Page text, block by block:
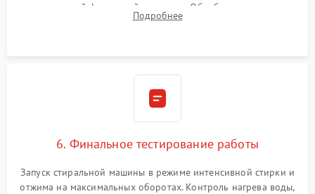
надежной фиксацией хомутами. Обработка стыков
герметиком для предотвращения возможных протечек воды.
Подробнее
6. Финальное тестирование работы
Запуск стиральной машины в режиме интенсивной стирки и
отжима на максимальных оборотах. Контроль нагрева воды,